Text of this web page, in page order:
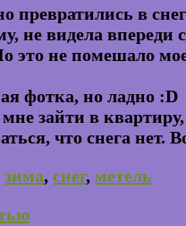
превратились в
не видела впереди
это не помешало
фотка, но ладно :D
зайти в
что снега нет.
зима, снег, метель